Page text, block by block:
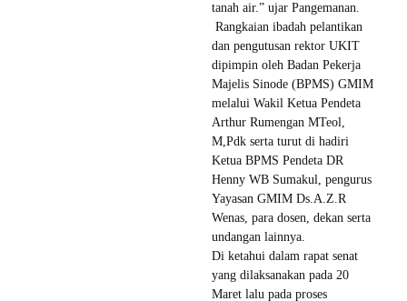
tanah air.” ujar Pangemanan.
Rangkaian ibadah pelantikan
dan pengutusan rektor UKIT
dipimpin oleh Badan Pekerja
Majelis Sinode (BPMS) GMIM
melalui Wakil Ketua Pendeta
Arthur Rumengan MTeol,
M,Pdk serta turut di hadiri
Ketua BPMS Pendeta DR
Henny WB Sumakul, pengurus
Yayasan GMIM Ds.A.Z.R
Wenas, para dosen, dekan serta
undangan lainnya.
Di ketahui dalam rapat senat
yang dilaksanakan pada 20
Maret lalu pada proses